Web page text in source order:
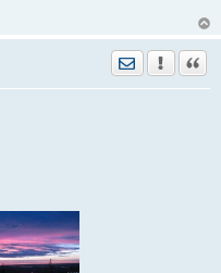
Отправить